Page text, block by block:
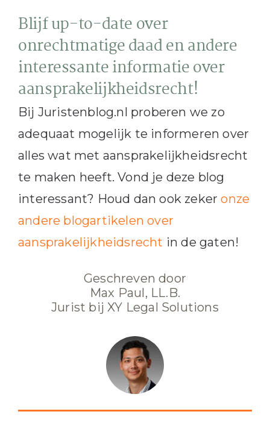
Blijf up-to-date over
onrechtmatige daad en andere
interessante informatie over
aansprakelijkheidsrecht!
Bij Juristenblog.nl proberen we zo
adequaat mogelijk te informeren over
alles wat met aansprakelijkheidsrecht
te maken heeft. Vond je deze blog
interessant? Houd dan ook zekeronze
andere blogartikelen over
aansprakelijkheidsrecht in de gaten!
Geschreven door
Max Paul, LL.B.
Jurist bij XY Legal Solutions